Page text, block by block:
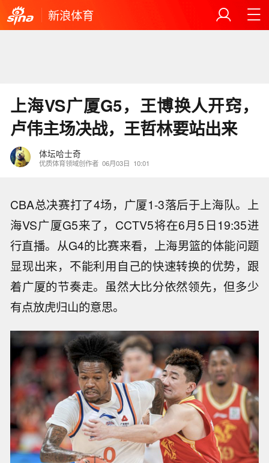
新浪体育
上海VS广厦G5，王博换人开窍，
卢伟主场决战，王哲林要站出来
体坛哈士奇
优质体育领域创作者 06月03日 10:01
CBA总决赛打了4场，广厦1-3落后于上海队。 上
海VS广厦G5来了，CCTV5将在6月5日19:35进
行直播。从G4的比赛来看， 上海男篮的体能问题
显现出来，不能利用自己的快速转换的优势，跟
着广厦的节奏走。虽然大比分依然领先，但多少
有点放虎归山的意思。